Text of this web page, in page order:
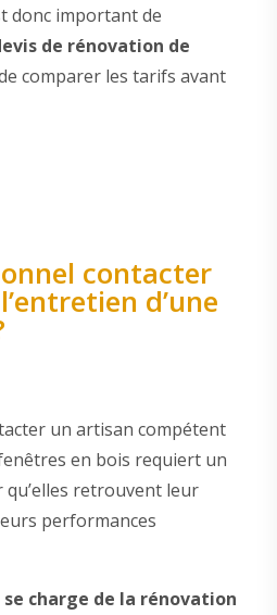
donc important de
de rénovation de
comparer les tarifs avant
contacter
d’une
un artisan compétent
en bois requiert un
retrouvent leur
performances
charge de la rénovation